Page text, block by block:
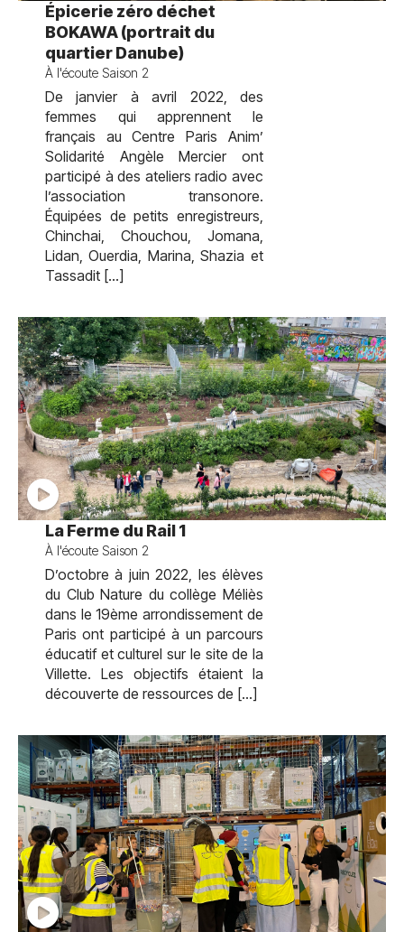
Épicerie zéro déchet
BOKAWA (portrait du
quartier Danube)
À l'écoute Saison 2
De janvier à avril 2022, des
femmes qui apprennent le
français au Centre Paris Anim’
Solidarité Angèle Mercier ont
participé à des ateliers radio avec
l’association transonore.
Équipées de petits enregistreurs,
Chinchai, Chouchou, Jomana,
Lidan, Ouerdia, Marina, Shazia et
Tassadit […]
La Ferme du Rail 1
À l'écoute Saison 2
D’octobre à juin 2022, les élèves
du Club Nature du collège Méliès
dans le 19ème arrondissement de
Paris ont participé à un parcours
éducatif et culturel sur le site de la
Villette. Les objectifs étaient la
découverte de ressources de […]